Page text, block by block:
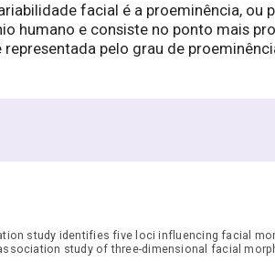
facial é a proeminência,
humano e consiste no ponto mais
pelo grau de
study identifies five loci influencing facial
study of three-dimensional facial